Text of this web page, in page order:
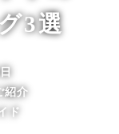
3選
紹介
ド